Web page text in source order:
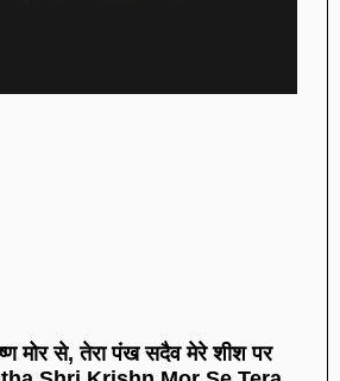
मोर से, तेरा पंख सदैव मेरे शीश पर